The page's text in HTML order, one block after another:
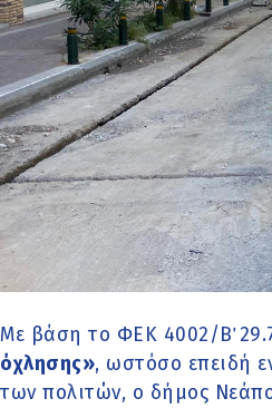
Με βάση το ΦΕΚ 4002/Β΄
όχλησης», ωστόσο επειδή
των πολιτών, ο δήμος